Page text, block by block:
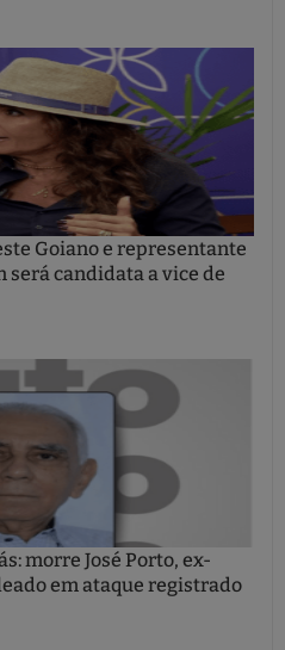
Goiano e representante
será candidata a vice de
morre José Porto, ex-
em ataque registrado